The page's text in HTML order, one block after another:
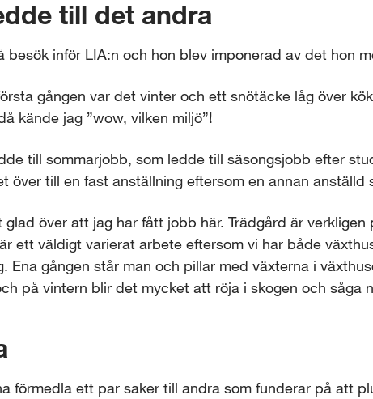
till det andra
besök inför LIA:n och hon blev imponerad av det hon
gången var det vinter och ett snötäcke låg över
kände jag ”wow, vilken miljö”!
till sommarjobb, som ledde till säsongsjobb efter
över till en fast anställning eftersom en annan anställd
glad över att jag har fått jobb här. Trädgård är verkligen
ett väldigt varierat arbete eftersom vi har både
Ena gången står man och pillar med växterna i
på vintern blir det mycket att röja i skogen och såga
förmedla ett par saker till andra som funderar på att